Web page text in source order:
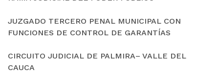
JUZGADO TERCERO PENAL MUNICIPAL CON
FUNCIONES DE CONTROL DE GARANTÍAS
CIRCUITO JUDICIAL DE PALMIRA– VALLE DEL
CAUCA